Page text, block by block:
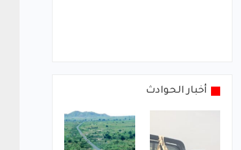
أخبار الحوادث